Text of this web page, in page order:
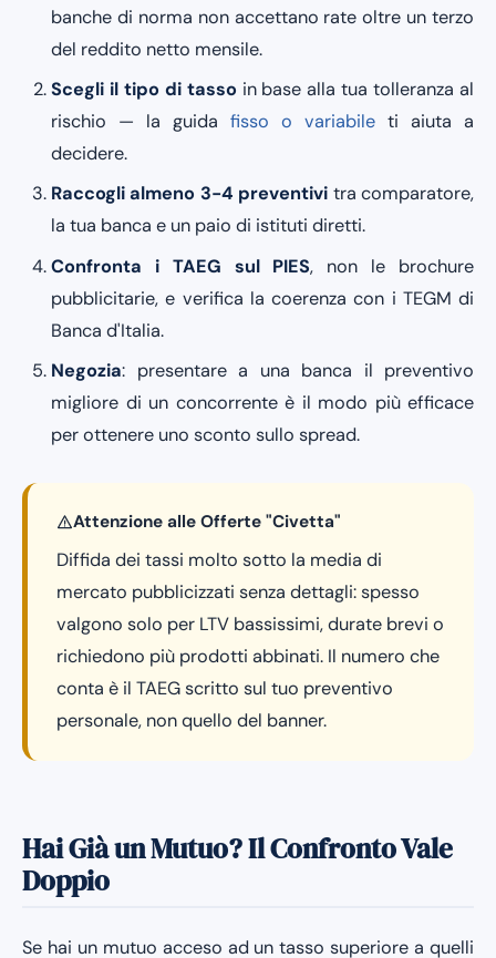
banche di norma non accettano rate oltre un terzo
del reddito netto mensile.
Scegli il tipo di tasso in base alla tua tolleranza al
rischio — la guidafisso o variabile ti aiuta a
decidere.
Raccogli almeno 3-4 preventivi tra comparatore,
la tua banca e un paio di istituti diretti.
Confronta i TAEG sul PIES, non le brochure
pubblicitarie, e verifica la coerenza con i TEGM di
Banca d'Italia.
Negozia: presentare a una banca il preventivo
migliore di un concorrente è il modo più efficace
per ottenere uno sconto sullo spread.
Attenzione alle Offerte "Civetta"
Diffida dei tassi molto sotto la media di
mercato pubblicizzati senza dettagli: spesso
valgono solo per LTV bassissimi, durate brevi o
richiedono più prodotti abbinati. Il numero che
conta è il TAEG scritto sul tuo preventivo
personale, non quello del banner.
Hai Già un Mutuo? Il Confronto Vale
Doppio
Se hai un mutuo acceso ad un tasso superiore a quelli